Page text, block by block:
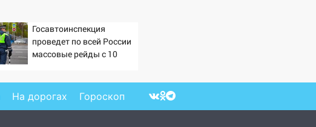
Госавтоинспекция
проведет по всей России
массовые рейды с 10
На дорогах Гороскоп